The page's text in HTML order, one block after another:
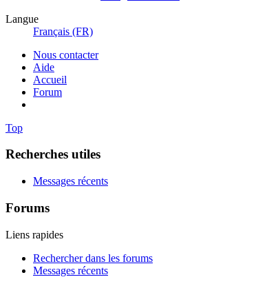
Langue
Français (FR)
Nous contacter
Aide
Accueil
Forum
Top
Recherches utiles
Messages récents
Forums
Liens rapides
Rechercher dans les forums
Messages récents